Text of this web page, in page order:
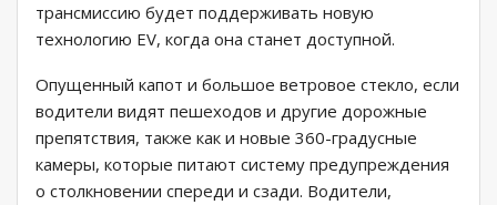
трансмиссию будет поддерживать новую
технологию EV, когда она станет доступной.
Опущенный капот и большое ветровое стекло, если
водители видят пешеходов и другие дорожные
препятствия, также как и новые 360-градусные
камеры, которые питают систему предупреждения
о столкновении спереди и сзади. Водители,